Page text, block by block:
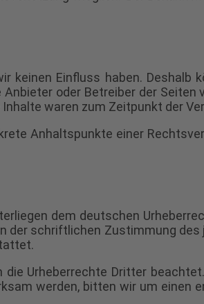
Einfluss haben. Deshalb
oder Betreiber der
waren zum Zeitpunkt der
Anhaltspunkte einer
dem deutschen
schriftlichen Zustimmung
Urheberrechte Dritter
werden, bitten wir um einen